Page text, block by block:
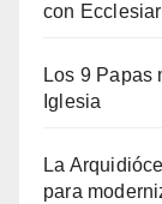
con
Los 9 Papas
Iglesia
La
para